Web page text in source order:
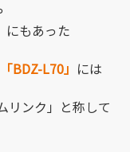
にもあった
「BDZ-L70」 には
リンク」と称して